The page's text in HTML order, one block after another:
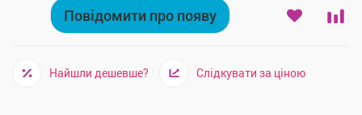
Повідомити про появу
Найшли дешевше? Слідкувати за ціною